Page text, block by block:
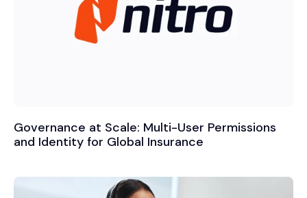
Governance at Scale: Multi-User Permissions
and Identity for Global Insurance